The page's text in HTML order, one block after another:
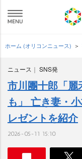
ホーム (オリコンニュース)
ニュース SNS発
市川團十郎「麗
も」 亡き妻・
レゼントを紹介
2026-05-11 15:10